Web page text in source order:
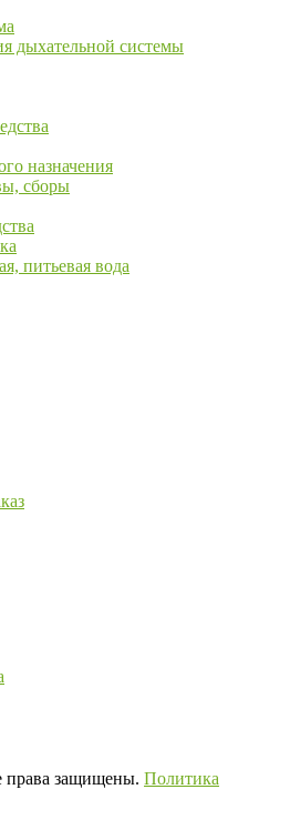
дыхательной системы
назначения
сборы
питьевая вода
права защищены. Политика